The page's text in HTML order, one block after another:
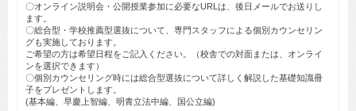
〇オンライン説明会・公開授業参加に必要なURLは、後日メールでお送りし
ます。
〇総合型・学校推薦型選抜について、専門スタッフによる個別カウンセリン
グも実施しております。
ご希望の方は希望日程をご記入ください。（校舎での対面または、オンライ
ンを選択できます）
〇個別カウンセリング時には総合型選抜について詳しく解説した基礎知識冊
子をプレゼントします。
(基本編、早慶上智編、明青立法中編、国公立編)